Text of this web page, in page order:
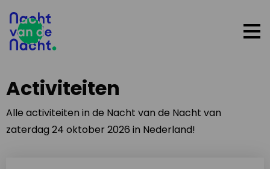
Activiteiten
Alle activiteiten in de Nacht van de Nacht van
zaterdag 24 oktober 2026 in Nederland!